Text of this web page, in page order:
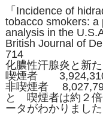
「Incidence of
tobacco smokers: a
analysis in the
British Journal of
714
化膿性汗腺炎と新
喫煙者 3,924,
非喫煙者 8,027,
と 喫煙者は約２倍
ータがわかりました